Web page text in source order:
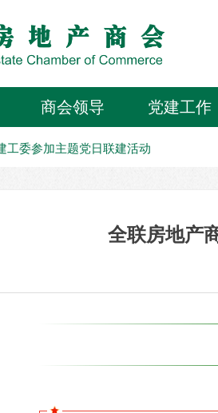
商会领导 党建工作
全联房地产
工委参加主题党日联建活动